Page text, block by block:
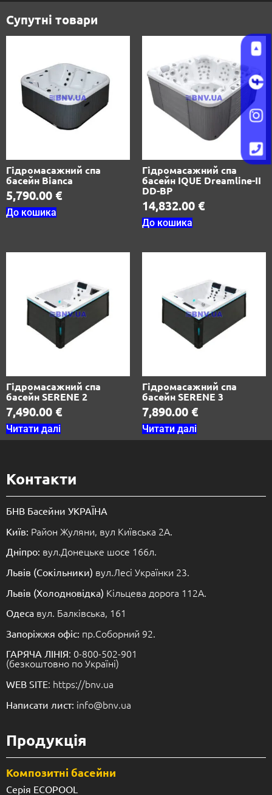
Супутні товари
Гідромасажний спа
басейн Bianca
5,790.00 €
До кошика
Гідромасажний спа
басейн IQUE Dreamline-II
DD-BP
14,832.00 €
До кошика
Гідромасажний спа
басейн SERENE 2
7,490.00 €
Читати далі
Гідромасажний спа
басейн SERENE 3
7,890.00 €
Читати далі
Контакти
БНВ Басейни УКРАЇНА
Київ: Район Жуляни, вул Київська 2А.
Дніпро: вул.Донецьке шосе 166л.
Львів (Сокільники) вул.Лесі Українки 23.
Львів (Холодновідка) Кільцева дорога 112А.
Одеса вул. Балківська, 161
Запоріжжя офіс: пр.Соборний 92.
ГАРЯЧА ЛІНІЯ: 0-800-502-901
(безкоштовно по Україні)
WEB SITE: https://bnv.ua
Написати лист: info@bnv.ua
Продукція
Композитні басейни
Серія ECOPOOL